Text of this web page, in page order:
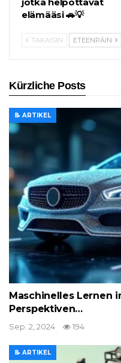
elämääsi 🚗💡
TAKAISIN ETEENPÄIN
Kürzliche Posts
📝 ARTIKEL
Maschinelles Lernen
Perspektiven…
Sep. 2, 2024 194
📝 ARTIKEL